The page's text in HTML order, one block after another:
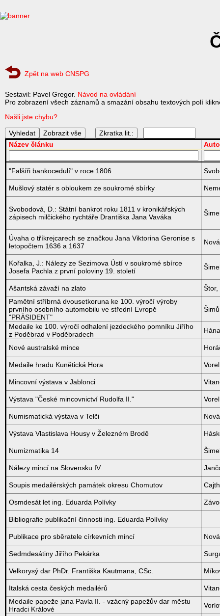
Zpět na web CNSPG
Sestavil: Pavel Gregor. Návod na ovládání
Pro zobrazení všech záznamů a smazání obsahu textových polí
Našli jste chybu?
Zkratka lit.:
Název článku
"Falšíři bankocedulí" v roce 1806
Mušlový statér s obloukem ze soukromé sbírky
Svobodová, D.: Státní bankrot roku 1811 v kronikářských
zápisech milčického rychtáře Drantiška Jana Vaváka
Úvaha o tříkrejcarech se značkou Jana Viktorina Geronise s
letopočtem 1636 a 1637
Kořalka, J.: Nálezy ze Sezimova Ústí v soukromé sbírce
Josefa Pachla z první poloviny 19. století
Ašantská závaží na zlato
Štor,
Pamětní stříbrná dvousetkoruna ke 100. výročí výroby
prvního osobního automobilu ve střední Evropě
"PRÄSIDENT"
Medaile ke 100. výročí odhalení jezdeckého pomníku Jiřího
z Poděbrad v Poděbradech
Nové australské mince
Medaile hradu Kunětická Hora
Mincovní výstava v Jablonci
Výstava "České mincovnictví Rudolfa II."
Numismatická výstava v Telči
Výstava Vlastislava Housy v Železném Brodě
Numizmatika 14
Nálezy mincí na Slovensku IV
Soupis medailérských památek okresu Chomutov
Osmdesát let ing. Eduarda Polívky
Bibliografie publikační činnosti ing. Eduarda Polívky
Publikace pro sběratele církevních mincí
Sedmdesátiny Jiřího Pekárka
Velkorysý dar PhDr. Františka Kautmana, CSc.
Italská cesta českých medailérů
Medaile papeže jana Pavla II. - vzácný papežův dar městu
Hradci Králové